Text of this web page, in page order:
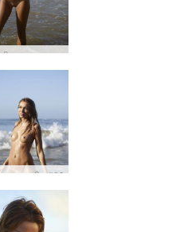
एम्बर जीवन एक समुद्र तट है #34
भूमध्यसागरीय #23